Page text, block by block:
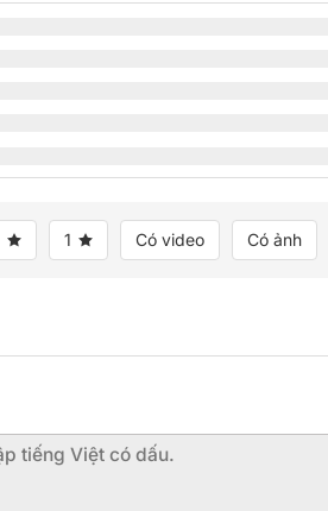
1 Có video Có ảnh